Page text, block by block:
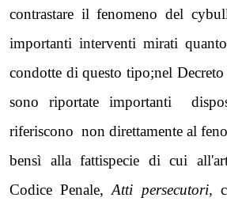
contrastare il fenomeno del
importanti interventi mirati
condotte di questo tipo;nel
sono riportate importanti
riferiscono non direttamente al
bensì alla fattispecie di cui
Codice Penale,Atti persecutori,